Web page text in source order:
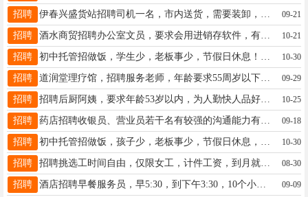
招聘 09-21
招聘 酒水商贸招聘办公室文员，要求会用进销存软件，有工作经验者优先，联系电话17845087999梁志17845087999 10-21
招聘 10-30
招聘 道润堂理疗馆，招聘服务老师，年龄要求55周岁以下，工作时间早7点至晚上5点，中午有休息，供午饭，月休2天，底薪2800+奖金，月收入5千以上，不封顶。工作地点：东步行街新华书店东十米。联系电话店长14794396988韩女士13845864370 09-29
招聘 招聘后厨阿姨，要求年龄53岁以内，为人勤快人品好，爱干净，短期勿扰，上班时间7:30-14:30乐乐茶18345873369 10-25
招聘 药店招聘收银员、营业员若干名有较强的沟通能力有团队精神为人端正有经验的优先录用薪资待遇优厚每月带薪休息工作轻松详情面议张女士18324667566 09-18
招聘 10-30
招聘 招聘挑选工时间自由，仅限女工，计件工资，到月就开，长期招人，真实有效地址桥北河西杨女士15561915598 08-30
招聘 酒店招聘早餐服务员，早5:30，到下午3:30，10个小时工作时间，早餐提前，下班提前，工资4300➕200满勤，每个月两天休息，供吃供住，有意者电话联系18604586661。赵女士赵18604586661 09-09